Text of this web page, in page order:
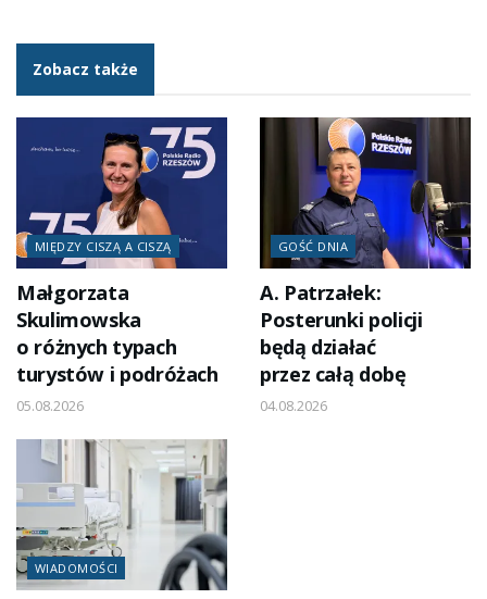
Zobacz także
MIĘDZY CISZĄ A CISZĄ
Małgorzata
Skulimowska
o różnych typach
turystów i podróżach
05.08.2026
GOŚĆ DNIA
A. Patrzałek:
Posterunki policji
będą działać
przez całą dobę
04.08.2026
WIADOMOŚCI